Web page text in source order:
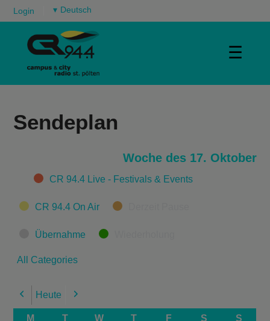
Login ▾
☰
Sendeplan
Woche des 17. Oktober
CategoriesCR 94.4 Live - Festivals & Events
CR 94.4 On Air
Übernahme
All Categories
Previous
Heute Next
M T W T F S S